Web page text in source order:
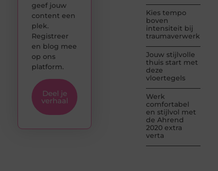
Kies tempo
boven
intensiteit bij
traumaverwerking
Jouw stijlvolle
thuis start met
deze
vloertegels
Werk
comfortabel
en stijlvol met
de Ahrend
2020 extra
verta
geef jouw
content een
plek.
Registreer
en blog mee
op ons
platform.
Deel je
verhaal